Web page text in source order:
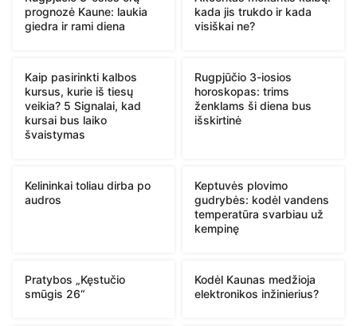
prognozė Kaune: laukia
giedra ir rami diena
kada jis trukdo ir kada
visiškai ne?
Kaip pasirinkti kalbos
kursus, kurie iš tiesų
veikia? 5 Signalai, kad
kursai bus laiko
švaistymas
Rugpjūčio 3-iosios
horoskopas: trims
ženklams ši diena bus
išskirtinė
Kelininkai toliau dirba po
audros
Keptuvės plovimo
gudrybės: kodėl vandens
temperatūra svarbiau už
kempinę
Pratybos „Kęstučio
smūgis 26“
Kodėl Kaunas medžioja
elektronikos inžinierius?